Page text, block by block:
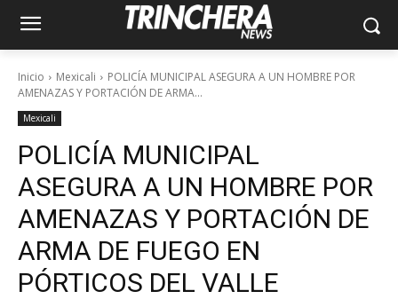
Inicio Mexicali
POLICÍA MUNICIPAL ASEGURA A UN HOMBRE POR
AMENAZAS Y PORTACIÓN DE ARMA...
Mexicali
POLICÍA MUNICIPAL
ASEGURA A UN HOMBRE POR
AMENAZAS Y PORTACIÓN DE
ARMA DE FUEGO EN
PÓRTICOS DEL VALLE